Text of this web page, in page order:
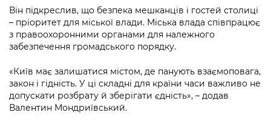
Звернення громадян
Регуляторна діяльність
Промисловість і наука Києва
Підприємства, установи, організації
Безпека та правопорядок
Ритуальні послуги
Пам'ятки культурної спадщини
Портал Захисників та Захисниць
Допомога учасникам АТО
Рада з питань внутрішньо переміщених
осіб при Київській міській військовій
«Ініціатива «Партнерство «Відкритий
Уряд» – місцевий рівень»
бездіяльності розпорядників інформації
Звіти про опрацювання запитів на
публічну інформацію
Інформація для споживачів
Про відкриті дані
hospitals at work under martial law
Контакти для медіа / Contacts for mass
Він підкреслив, що безпека мешканців і гостей столиці
– пріоритет для міської влади. Міська влада співпрацює
з правоохоронними органами для належного
забезпечення громадського порядку.
«Київ має залишатися містом, де панують взаємоповага,
закон і гідність. У ці складні для країни часи важливо не
допускати розбрату й зберігати єдність», – додав
Валентин Мондриївський.